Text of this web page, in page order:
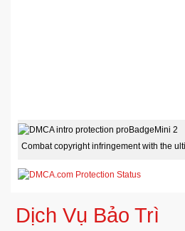
Combat copyright infringement with the
Dịch Vụ Bảo Trì